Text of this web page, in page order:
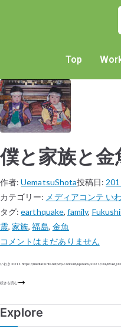
Top
僕と家族と金
作者:UematsuShota投稿日:
カテゴリー: メディアコンテ い
タグ:earthquake, family,
震,家族,福島, 金魚
コメントはまだありません
いわき 2011 https://mediaconte.net/wp-content/uploads/2021/04/
続きを読む
Explore